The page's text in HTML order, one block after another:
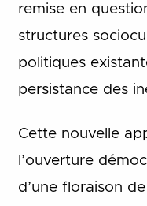
remise en
structures
politiques
persistance des
Cette nouvelle
l’ouverture
d’une floraison